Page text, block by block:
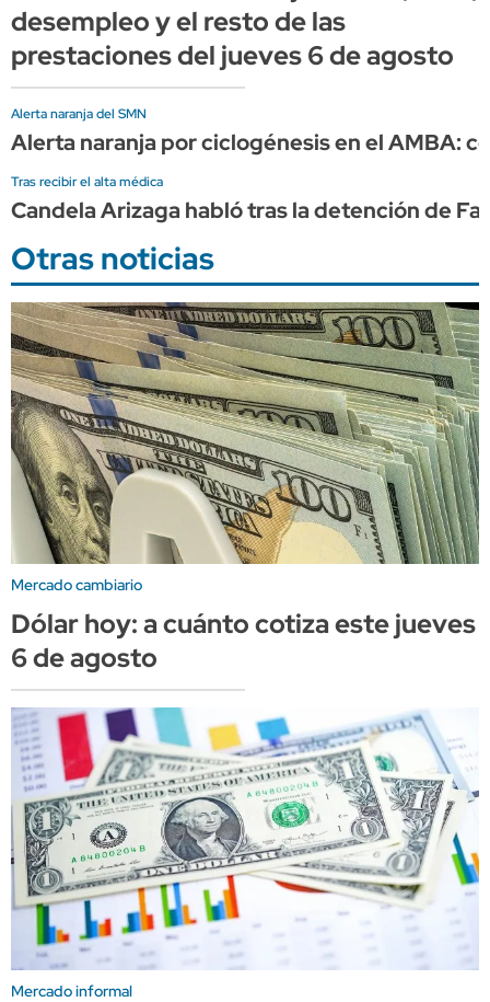
desempleo y el resto de las
prestaciones del jueves 6 de agosto
Alerta naranja del SMN
Alerta naranja por ciclogénesis en el AMBA:
Tras recibir el alta médica
Candela Arizaga habló tras la detención de
Otras noticias
Mercado cambiario
Dólar hoy: a cuánto cotiza este jueves
6 de agosto
Mercado informal